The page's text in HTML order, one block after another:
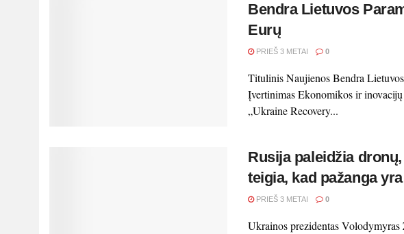
Bendra Lietuvos
Eurų
PRIEŠ 3 METAI 0
Titulinis Naujienos Bendra
Įvertinimas Ekonomikos ir
„Ukraine Recovery...
Rusija paleidžia
teigia, kad pažanga
PRIEŠ 3 METAI 0
Ukrainos prezidentas Volodymyras